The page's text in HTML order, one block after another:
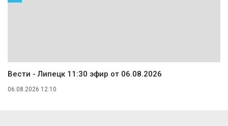
Вести - Липецк 11:30 эфир от 06.08.2026
06.08.2026 12:10